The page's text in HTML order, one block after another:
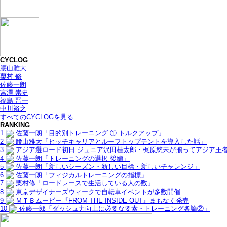
CYCLOG
腰山雅大
栗村 修
佐藤一朗
宮澤 崇史
福島 晋一
中川裕之
すべてのCYCLOGを見る
RANKING
1
佐藤一朗「目的別トレーニング ① トルクアップ」
2
腰山雅大「ヒッチキャリアとルーフトップテントを導入した話」
3
アジア選ロード初日 ジュニア沢田桂太郎・梶原悠未が揃ってアジア王
4
佐藤一朗「トレーニングの選択 後編」
5
佐藤一朗「新しいシーズン・新しい目標・新しいチャレンジ」
6
佐藤一朗「フィジカルトレーニングの指標」
7
栗村修「ロードレースで生活している人の数」
8
東京デザイナーズウィークで自転車イベントが多数開催
9
ＭＴＢムービー『FROM THE INSIDE OUT』まもなく発売
10
佐藤一郎「ダッシュ力向上に必要な要素・トレーニング各論②」